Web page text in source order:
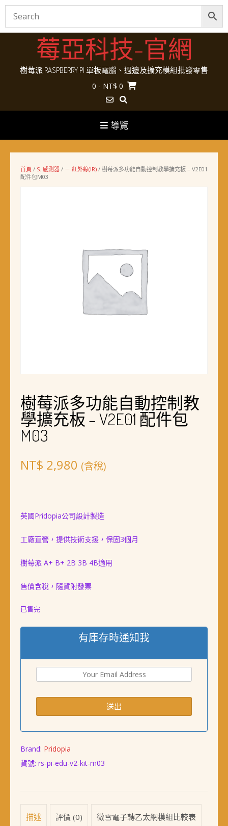
Skip
莓亞科技-官網
樹莓派 RASPBERRY PI 單板電腦、週邊及擴充模組批發零售
0 - NT$ 0
導覽
首頁 / S. 感測器 / － 紅外線(IR) / 樹莓派多功能自動控制教學擴充板 – V2E01
配件包M03
樹莓派多功能自動控制教
學擴充板 – V2E01 配件包
M03
NT$ 2,980 (含稅)
英國Pridopia公司設計製造
工廠直營，提供技術支援，保固3個月
樹莓派 A+ B+ 2B 3B 4B適用
售價含稅，隨貨附發票
已售完
有庫存時通知我
Brand: Pridopia
貨號: rs-pi-edu-v2-kit-m03
描述 評價 (0) 微雪電子轉乙太網模組比較表